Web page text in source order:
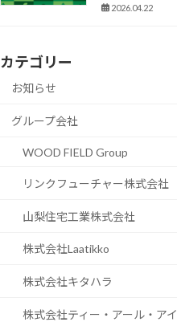
2026.04.22
カテゴリー
お知らせ
グループ会社
WOOD FIELD Group
リンクフューチャー株式会社
山梨住宅工業株式会社
株式会社Laatikko
株式会社キタハラ
株式会社ティー・アール・アイ